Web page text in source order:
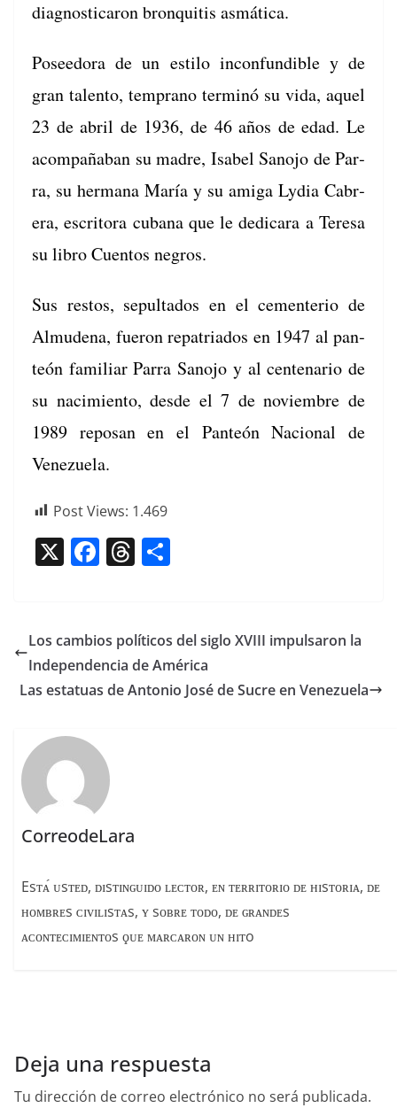
diag­nos­ti­caron bron­quitis asmática.
Posee­do­ra de un esti­lo incon­fundible y de
gran tal­en­to, tem­pra­no ter­minó su vida, aquel
23 de abril de 1936, de 46 años de edad. Le
acom­paña­ban su madre, Isabel Sano­jo de Par­
ra, su her­mana María y su ami­ga Lydia Cabr­
era, escrito­ra cubana que le dedicara a Tere­sa
su libro Cuen­tos negros.
Sus restos, sepul­ta­dos en el cemente­rio de
Almu­de­na, fueron repa­tri­a­dos en 1947 al pan­
teón famil­iar Par­ra Sano­jo y al cen­te­nario de
su nacimien­to, des­de el 7 de noviem­bre de
1989 reposan en el Pan­teón Nacional de
Venezuela.
Post Views: 1.469
X F
a
e
b
o
k
T
h
a
d
s
p
ar
tir
Los cambios políticos del siglo XVIII impulsaron la
Independencia de América
Las estatuas de Antonio José de Sucre en Venezuela
CorreodeLara
Esᴛᴀ́ ᴜsᴛᴇᴅ, ᴅɪsᴛɪɴɢᴜɪᴅᴏ ʟᴇᴄᴛᴏʀ, ᴇɴ ᴛᴇʀʀɪᴛᴏʀɪᴏ ᴅᴇ ʜɪsᴛᴏʀɪᴀ, ᴅᴇ
ʜᴏᴍʙʀᴇs ᴄɪᴠɪʟɪsᴛᴀs, ʏ sᴏʙʀᴇ ᴛᴏᴅᴏ, ᴅᴇ ɢʀᴀɴᴅᴇs
ᴀᴄᴏɴᴛᴇᴄɪᴍɪᴇɴᴛᴏs ϙᴜᴇ ᴍᴀʀᴄᴀʀᴏɴ ᴜɴ ʜɪᴛo
Deja una respuesta
Tu dirección de correo electrónico no será publicada.